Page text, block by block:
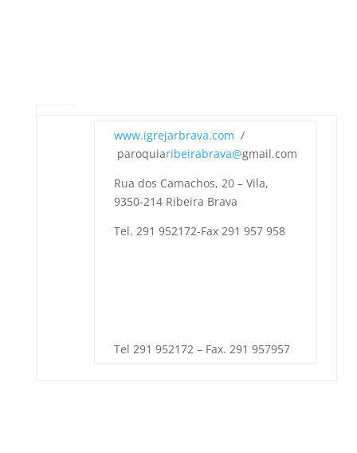
www.igrejarbrava.com /
paroquiaribeirabrava@gmail.com
Rua dos Camachos, 20 – Vila,
9350-214 Ribeira Brava
Tel. 291 952172-Fax 291 957 958
Tel 291 952172 – Fax. 291 957957